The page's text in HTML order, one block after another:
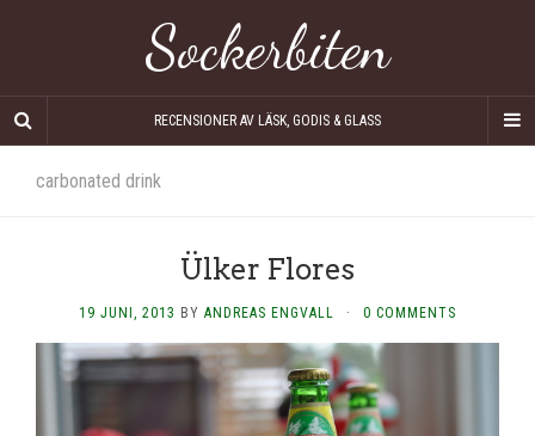
Sockerbiten
RECENSIONER AV LÄSK, GODIS & GLASS
carbonated drink
Ülker Flores
19 JUNI, 2013 BY ANDREAS ENGVALL · 0 COMMENTS